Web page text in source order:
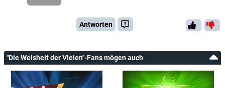
Antworten
"Die Weisheit der Vielen"-Fans mögen auch